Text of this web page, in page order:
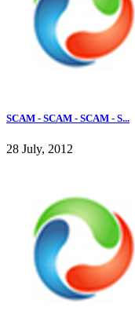
SCAM - SCAM - SCAM - S...
28 July, 2012